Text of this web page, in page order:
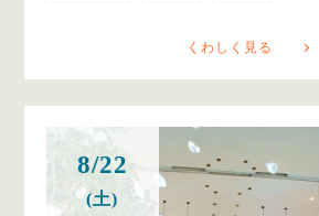
くわしく見る
8/22
(土)